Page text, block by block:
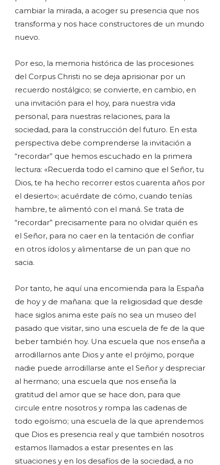
cambiar la mirada, a acoger su presencia que nos
transforma y nos hace constructores de un mundo
nuevo.
Por eso, la memoria histórica de las procesiones
del Corpus Christi no se deja aprisionar por un
recuerdo nostálgico; se convierte, en cambio, en
una invitación para el hoy, para nuestra vida
personal, para nuestras relaciones, para la
sociedad, para la construcción del futuro. En esta
perspectiva debe comprenderse la invitación a
“recordar” que hemos escuchado en la primera
lectura: «Recuerda todo el camino que el Señor, tu
Dios, te ha hecho recorrer estos cuarenta años por
el desierto»; acuérdate de cómo, cuando tenías
hambre, te alimentó con el maná. Se trata de
“recordar” precisamente para no olvidar quién es
el Señor, para no caer en la tentación de confiar
en otros ídolos y alimentarse de un pan que no
sacia.
Por tanto, he aquí una encomienda para la España
de hoy y de mañana: que la religiosidad que desde
hace siglos anima este país no sea un museo del
pasado que visitar, sino una escuela de fe de la que
beber también hoy. Una escuela que nos enseña a
arrodillarnos ante Dios y ante el prójimo, porque
nadie puede arrodillarse ante el Señor y despreciar
al hermano; una escuela que nos enseña la
gratitud del amor que se hace don, para que
circule entre nosotros y rompa las cadenas de
todo egoísmo; una escuela de la que aprendemos
que Dios es presencia real y que también nosotros
estamos llamados a estar presentes en las
situaciones y en los desafíos de la sociedad, a no